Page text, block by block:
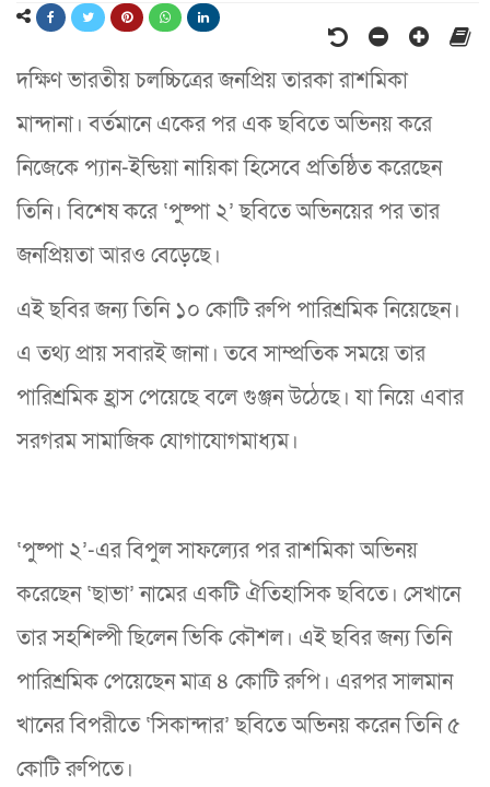
দক্ষিণ ভারতীয় চলচ্চিত্রের জনপ্রিয় তারকা রাশমিকা
মান্দানা। বর্তমানে একের পর এক ছবিতে অভিনয় করে
নিজেকে প্যান-ইন্ডিয়া নায়িকা হিসেবে প্রতিষ্ঠিত করেছেন
তিনি। বিশেষ করে ‘পুষ্পা ২’ ছবিতে অভিনয়ের পর তার
জনপ্রিয়তা আরও বেড়েছে।
এই ছবির জন্য তিনি ১০ কোটি রুপি পারিশ্রমিক নিয়েছেন।
এ তথ্য প্রায় সবারই জানা। তবে সাম্প্রতিক সময়ে তার
পারিশ্রমিক হ্রাস পেয়েছে বলে গুঞ্জন উঠেছে। যা নিয়ে এবার
সরগরম সামাজিক যোগাযোগমাধ্যম।
‘পুষ্পা ২’-এর বিপুল সাফল্যের পর রাশমিকা অভিনয়
করেছেন ‘ছাভা’ নামের একটি ঐতিহাসিক ছবিতে। সেখানে
তার সহশিল্পী ছিলেন ভিকি কৌশল। এই ছবির জন্য তিনি
পারিশ্রমিক পেয়েছেন মাত্র ৪ কোটি রুপি। এরপর সালমান
খানের বিপরীতে ‘সিকান্দার’ ছবিতে অভিনয় করেন তিনি ৫
কোটি রুপিতে।